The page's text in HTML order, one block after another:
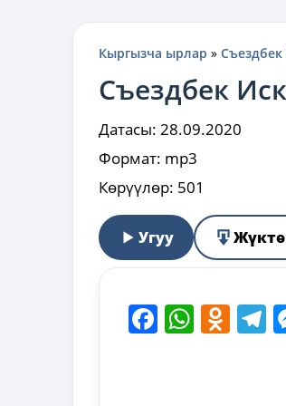
Кыргызча ырлар »
Съездбек
Датасы: 28.09.2020
Формат: mp3
Көрүүлөр: 501
Угуу